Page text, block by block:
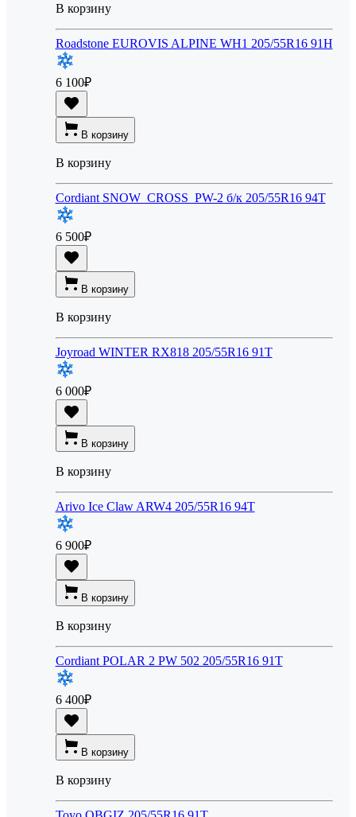
В корзину
Roadstone EUROVIS ALPINE WH1 205/55R16 91H
6 100₽
В корзину
В корзину
Cordiant SNOW_CROSS_PW-2 б/к 205/55R16 94T
6 500₽
В корзину
В корзину
Joyroad WINTER RX818 205/55R16 91T
6 000₽
В корзину
В корзину
Arivo Ice Claw ARW4 205/55R16 94T
6 900₽
В корзину
В корзину
Cordiant POLAR 2 PW 502 205/55R16 91T
6 400₽
В корзину
В корзину